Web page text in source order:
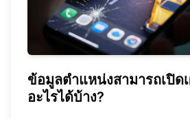
ข้อมูลตำแหน่งสามารถเปิด
อะไรได้บ้าง?